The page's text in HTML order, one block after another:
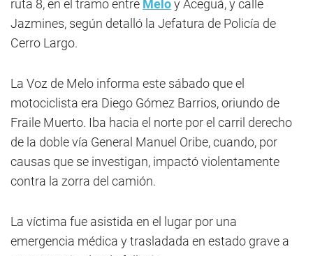
ruta 8, en el tramo entre Meloy Aceguá, y calle
Jazmines, según detalló la Jefatura de Policía de
Cerro Largo.
La Voz de Melo informa este sábado que el
motociclista era Diego Gómez Barrios, oriundo de
Fraile Muerto. Iba hacia el norte por el carril derecho
de la doble vía General Manuel Oribe, cuando, por
causas que se investigan, impactó violentamente
contra la zorra del camión.
La víctima fue asistida en el lugar por una
emergencia médica y trasladada en estado grave a